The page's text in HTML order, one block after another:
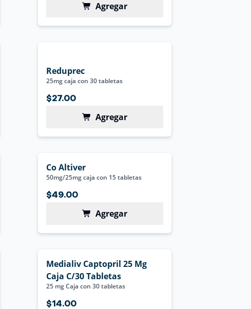
Agregar
Reduprec
25mg caja con 30 tabletas
$27.00
Agregar
Co Altiver
50mg/25mg caja con 15 tabletas
$49.00
Agregar
Medialiv Captopril 25 Mg
Caja C/30 Tabletas
25 mg Caja con 30 tabletas
$14.00